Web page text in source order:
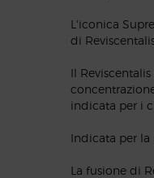
L'iconica
di
Il
indicata per i
Indicata per la
La fusione di